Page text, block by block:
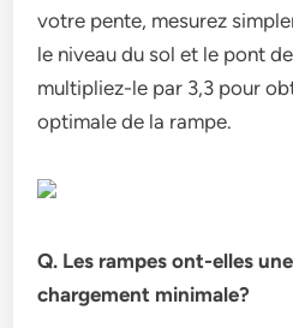
votre pente, mesurez
le niveau du sol et le pont
multipliez-le par 3,3 pour
optimale de la rampe.
Q. Les rampes ont-elles
chargement minimale?